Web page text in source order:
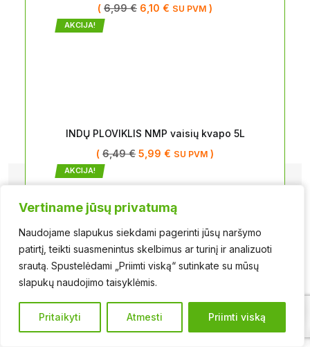
Vertiname jūsų privatumą
Naudojame slapukus siekdami pagerinti jūsų naršymo
patirtį, teikti suasmenintus skelbimus ar turinį ir analizuoti
srautą. Spustelėdami „Priimti viską“ sutinkate su mūsų
slapukų naudojimo taisyklėmis.
Pritaikyti Atmesti Priimti viską
Vertiname jūsų privatumą
Naudojame slapukus siekdami pagerinti jūsų naršymo
patirtį, teikti suasmenintus skelbimus ar turinį ir analizuoti
srautą. Spustelėdami „Priimti viską“ sutinkate su mūsų
slapukų naudojimo taisyklėmis.
Pritaikyti Atmesti Priimti viską
( 6,99€ 6,10 € SU PVM )
INDŲ PLOVIKLIS NMP vaisių kvapo 5L
( 6,49€ 5,99 € SU PVM )
AKCIJA!
Universalus nukalkintojas FAREN EASY
6,50€ 5,99 )
AKCIJA!
AKCIJA!